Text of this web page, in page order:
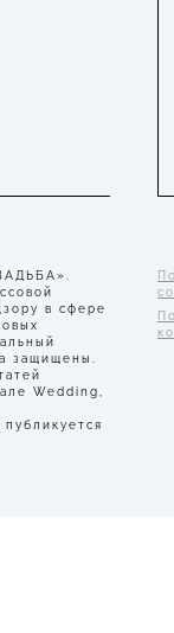
в сфере
защищены.
Wedding,